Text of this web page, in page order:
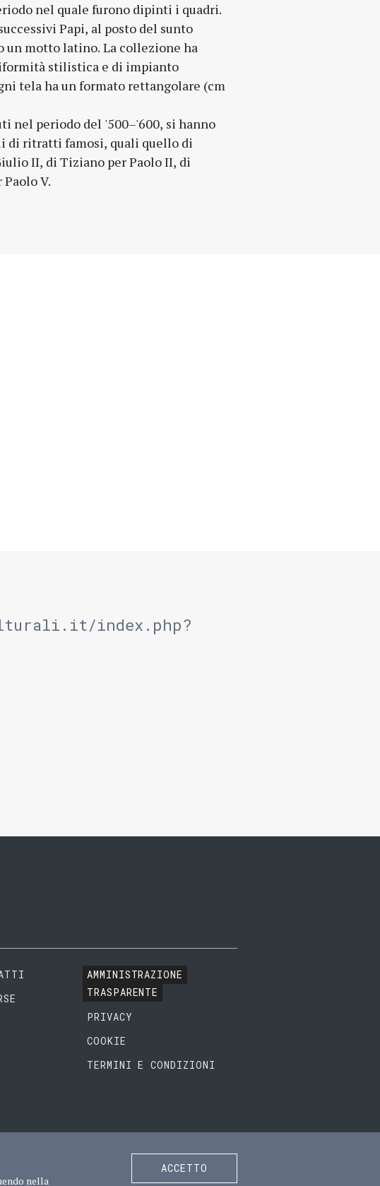
nel quale furono dipinti i quadri.
Papi, al posto del sunto
un motto latino. La collezione ha
stilistica e di impianto
tela ha un formato rettangolare (cm
nel periodo del '500–'600, si hanno
di ritratti famosi, quali quello di
II, di Tiziano per Paolo II, di
V.
index.php?
AMMINISTRAZIONE
TRASPARENTE
PRIVACY
COOKIE
TERMINI E CONDIZIONI
nella
ACCETTO